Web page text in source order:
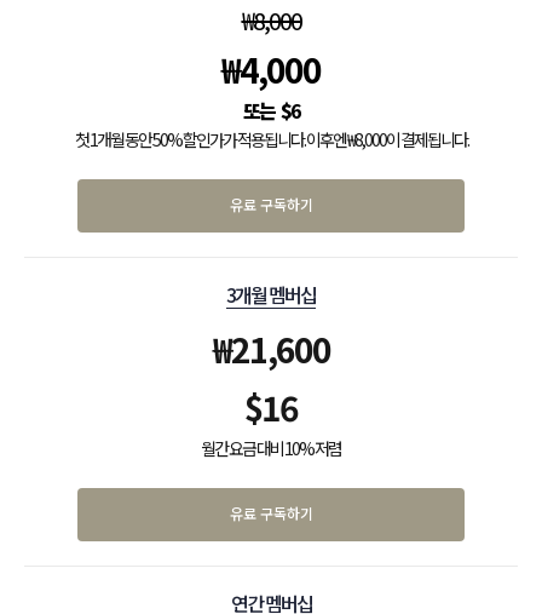
₩8,000
₩4,000
$6
첫 1개월 동안 50% 할인가가 적용됩니다. 이후엔 ₩8,000이 결제됩니다.
유료 구독하기
3개월 멤버십
₩21,600
$16
월간 요금 대비 10% 저렴
유료 구독하기
연간 멤버십